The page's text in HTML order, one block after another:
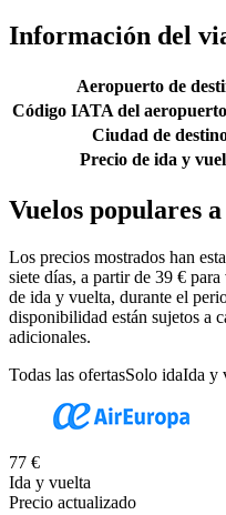
Información del
Aeropuerto de
Código IATA del
Ciudad de
Precio de ida y
Vuelos populares
Los precios mostrados han
siete días, a partir de 39 €
de ida y vuelta, durante el
disponibilidad están sujetos a
adicionales.
Todas las ofertasSolo idaIda y
77 €
Ida y vuelta
Precio actualizado